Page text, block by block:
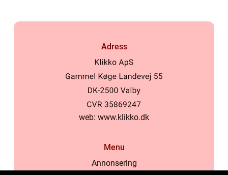
Adress
web: www.klikko.dk
Menu
Annonsering